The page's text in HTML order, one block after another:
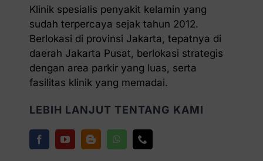
Klinik spesialis penyakit kelamin yang
sudah terpercaya sejak tahun 2012.
Berlokasi di provinsi Jakarta, tepatnya di
daerah Jakarta Pusat, berlokasi strategis
dengan area parkir yang luas, serta
fasilitas klinik yang memadai.
LEBIH LANJUT TENTANG KAMI